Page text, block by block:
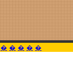
� � � � �